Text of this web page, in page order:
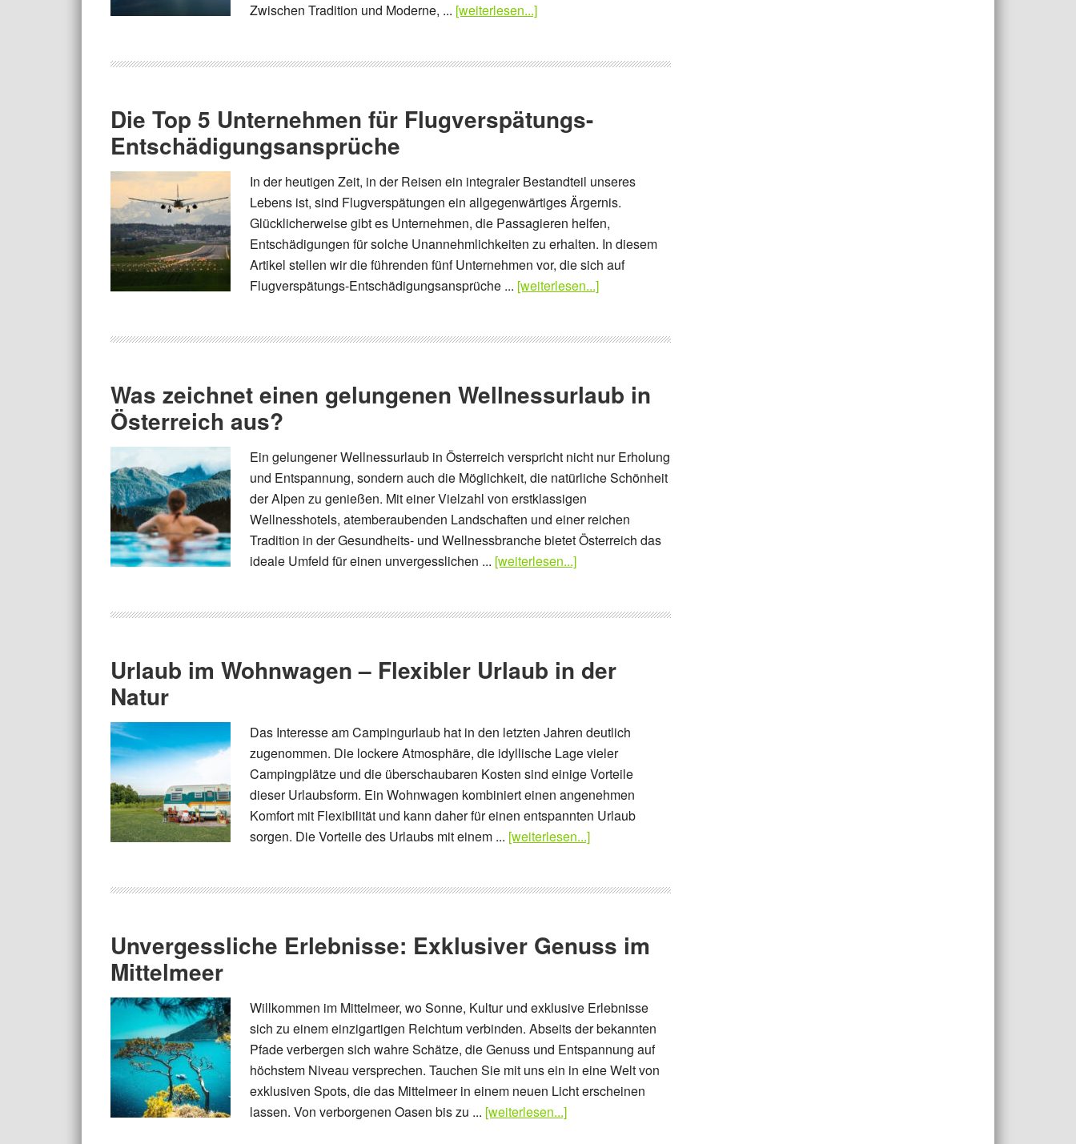
Zwischen Tradition und Moderne, ... [weiterlesen...]
Die Top 5 Unternehmen für Flugverspätungs-
Entschädigungsansprüche
In der heutigen Zeit, in der Reisen ein integraler Bestandteil unseres
Lebens ist, sind Flugverspätungen ein allgegenwärtiges Ärgernis.
Glücklicherweise gibt es Unternehmen, die Passagieren helfen,
Entschädigungen für solche Unannehmlichkeiten zu erhalten. In diesem
Artikel stellen wir die führenden fünf Unternehmen vor, die sich auf
Flugverspätungs-Entschädigungsansprüche ... [weiterlesen...]
Was zeichnet einen gelungenen Wellnessurlaub in
Österreich aus?
Ein gelungener Wellnessurlaub in Österreich verspricht nicht nur Erholung
und Entspannung, sondern auch die Möglichkeit, die natürliche Schönheit
der Alpen zu genießen. Mit einer Vielzahl von erstklassigen
Wellnesshotels, atemberaubenden Landschaften und einer reichen
Tradition in der Gesundheits- und Wellnessbranche bietet Österreich das
ideale Umfeld für einen unvergesslichen ... [weiterlesen...]
Urlaub im Wohnwagen – Flexibler Urlaub in der
Natur
Das Interesse am Campingurlaub hat in den letzten Jahren deutlich
zugenommen. Die lockere Atmosphäre, die idyllische Lage vieler
Campingplätze und die überschaubaren Kosten sind einige Vorteile
dieser Urlaubsform. Ein Wohnwagen kombiniert einen angenehmen
Komfort mit Flexibilität und kann daher für einen entspannten Urlaub
sorgen. Die Vorteile des Urlaubs mit einem ... [weiterlesen...]
Unvergessliche Erlebnisse: Exklusiver Genuss im
Mittelmeer
Willkommen im Mittelmeer, wo Sonne, Kultur und exklusive Erlebnisse
sich zu einem einzigartigen Reichtum verbinden. Abseits der bekannten
Pfade verbergen sich wahre Schätze, die Genuss und Entspannung auf
höchstem Niveau versprechen. Tauchen Sie mit uns ein in eine Welt von
exklusiven Spots, die das Mittelmeer in einem neuen Licht erscheinen
lassen. Von verborgenen Oasen bis zu ... [weiterlesen...]